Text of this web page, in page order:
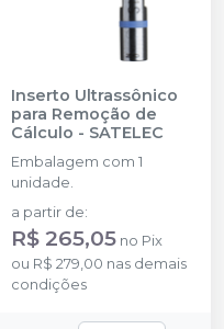
Inserto Ultrassônico
para Remoção de
Cálculo - SATELEC
Embalagem com 1
unidade.
a partir de:
R$ 265,05 no Pix
ou R$ 279,00 nas demais
condições